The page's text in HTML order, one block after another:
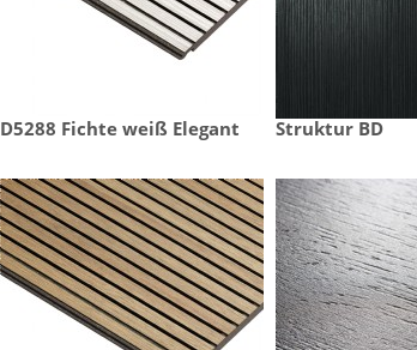
D5288 Fichte weiß Elegant Struktur BD